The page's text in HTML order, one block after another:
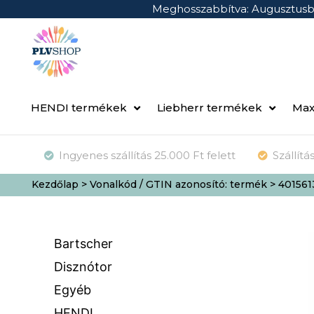
Meghosszabbítva:
HENDI termékek Liebherr termékek
Ingyenes szállítás 25.000 Ft felett
Kezdőlap > Vonalkód / GTIN azonosító: termék >
Bartscher
Disznótor
Egyéb